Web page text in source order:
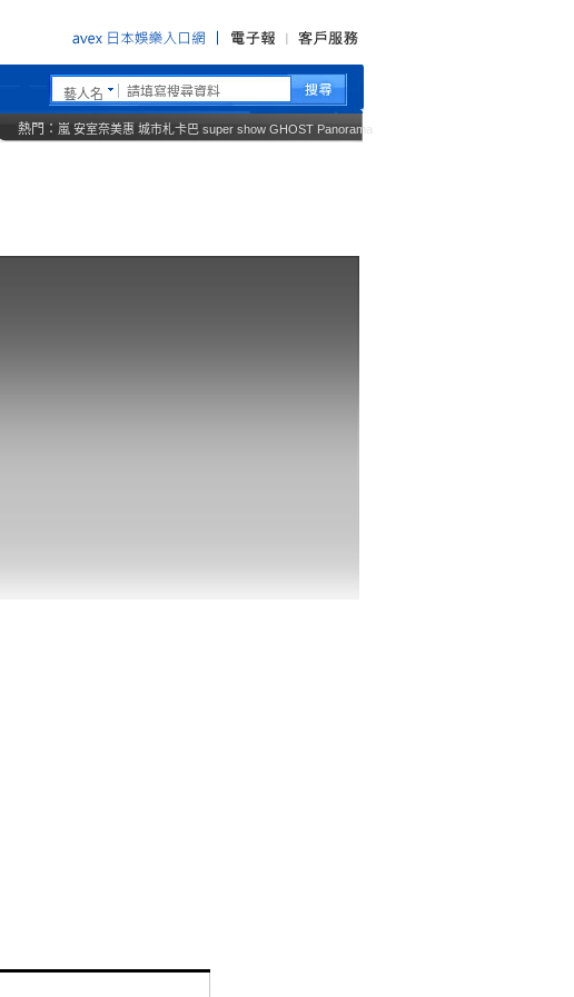
藝人名
熱門： 嵐 安室奈美惠 城市札卡巴 super show GHOST Panorama